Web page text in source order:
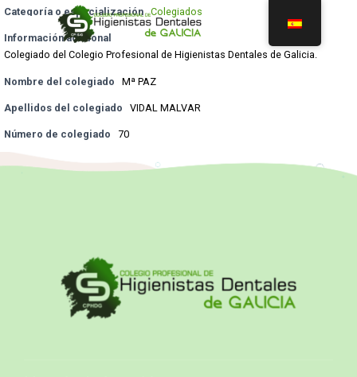
Categoría o especialización Colegiados
Información adicional
Colegiado del Colegio Profesional de Higienistas Dentales de Galicia.
Nombre del colegiado Mª PAZ
Apellidos del colegiado VIDAL MALVAR
Número de colegiado 70